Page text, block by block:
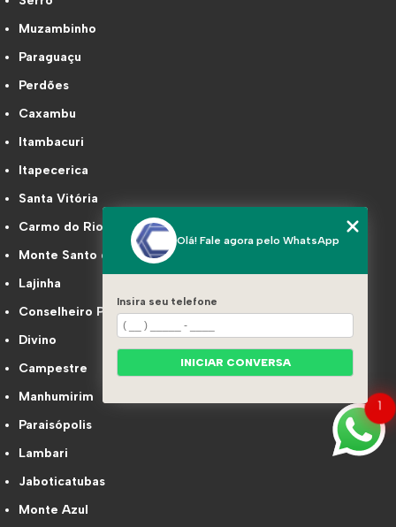
Muzambinho
Paraguaçu
Perdões
Caxambu
Itambacuri
Itapecerica
Santa Vitória
Carmo do Rio Claro
Monte Santo de Minas
Lajinha
Conselheiro Pena
Divino
Campestre
Manhumirim
Paraisópolis
Lambari
Jaboticatubas
Monte Azul
1
Olá! Fale agora pelo WhatsApp
Insira seu telefone
INICIAR CONVERSA